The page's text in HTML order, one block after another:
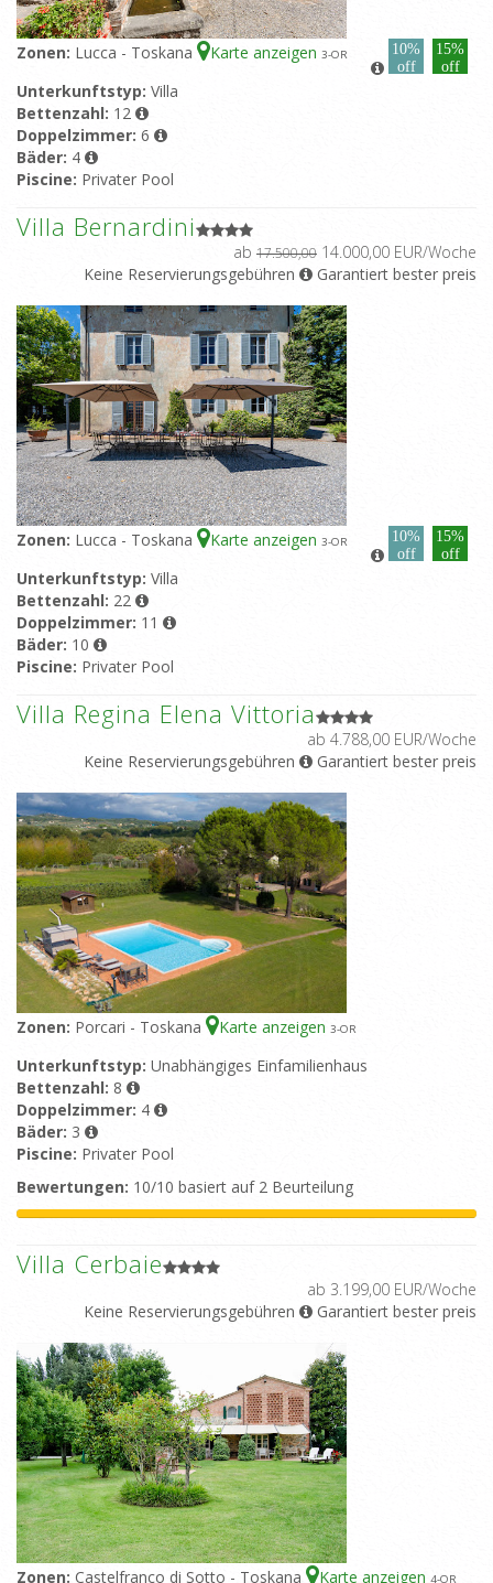
Zonen: Lucca - Toskana Karte anzeigen 3-OR
10%
off
15%
off
Unterkunftstyp: Villa
Bettenzahl: 12
Doppelzimmer: 6
Bäder: 4
Piscine: Privater Pool
Villa Bernardini
ab 17.500,00 14.000,00 EUR/Woche
Keine Reservierungsgebühren
Garantiert bester preis
Zonen: Lucca - Toskana Karte anzeigen 3-OR
10%
off
15%
off
Unterkunftstyp: Villa
Bettenzahl: 22
Doppelzimmer: 11
Bäder: 10
Piscine: Privater Pool
Villa Regina Elena Vittoria
ab 4.788,00 EUR/Woche
Keine Reservierungsgebühren
Garantiert bester preis
Zonen: Porcari - Toskana Karte anzeigen 3-OR
Unterkunftstyp: Unabhängiges Einfamilienhaus
Bettenzahl: 8
Doppelzimmer: 4
Bäder: 3
Piscine: Privater Pool
Bewertungen: 10/10 basiert auf 2 Beurteilung
Villa Cerbaie
ab 3.199,00 EUR/Woche
Keine Reservierungsgebühren
Garantiert bester preis
Zonen: Castelfranco di Sotto - Toskana Karte anzeigen 4-OR